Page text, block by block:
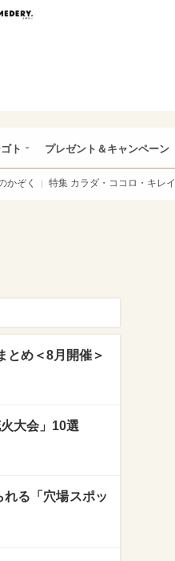
い肉
ト プレゼント＆キャンペーン
かぞく 特集 カラダ・ココロ・キレイ
とめ＜8月開催＞
大会」10選
れる「穴場スポッ